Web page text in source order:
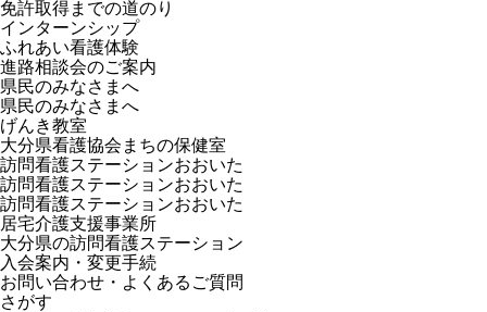
免許取得までの道のり
インターンシップ
ふれあい看護体験
進路相談会のご案内
県民のみなさまへ
県民のみなさまへ
げんき教室
大分県看護協会まちの保健室
訪問看護ステーションおおいた
訪問看護ステーションおおいた
訪問看護ステーションおおいた
居宅介護支援事業所
大分県の訪問看護ステーション
入会案内・変更手続
お問い合わせ・よくあるご質問
さがす